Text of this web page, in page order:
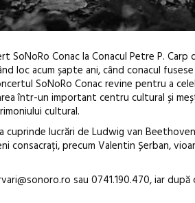
SoNoRo Conac la Conacul Petre P.
loc acum șapte ani, când conacul
SoNoRo Conac revine pentru a
într-un important centru cultural și
cultural.
cuprinde lucrări de Ludwig van
consacrați, precum Valentin Șerban,
sau 0741.190.470, iar